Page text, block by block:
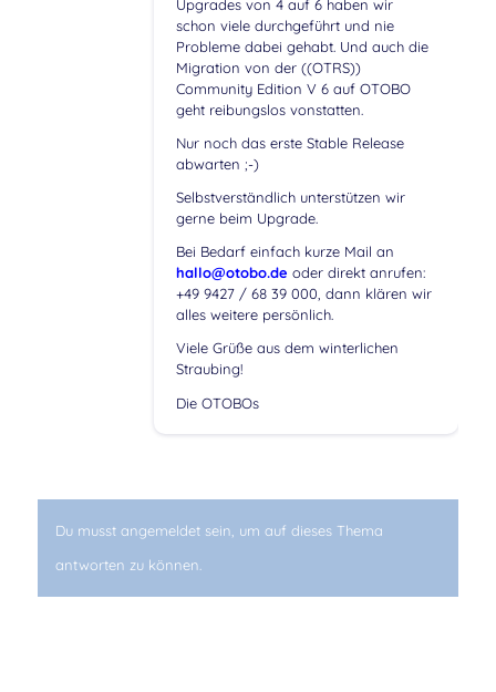
Upgrades von 4 auf 6 haben wir
schon viele durchgeführt und nie
Probleme dabei gehabt. Und auch die
Migration von der ((OTRS))
Community Edition V 6 auf OTOBO
geht reibungslos vonstatten.
Nur noch das erste Stable Release
abwarten ;-)
Selbstverständlich unterstützen wir
gerne beim Upgrade.
Bei Bedarf einfach kurze Mail an
hallo@otobo.de oder direkt anrufen:
+49 9427 / 68 39 000, dann klären wir
alles weitere persönlich.
Viele Grüße aus dem winterlichen
Straubing!
Die OTOBOs
Du musst angemeldet sein, um auf dieses Thema
antworten zu können.